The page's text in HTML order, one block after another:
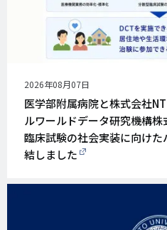
公
開
日
2026年08月07日
医学部附属病院と株式会社
ルワールドデータ研究機構
臨床試験の社会実装に向け
結しました